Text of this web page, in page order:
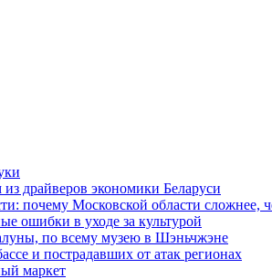
драйверов экономики Беларуси
почему Московской области сложнее,
ошибки в уходе за культурой
по всему музею в Шэньчжэне
и пострадавших от атак регионах
маркет